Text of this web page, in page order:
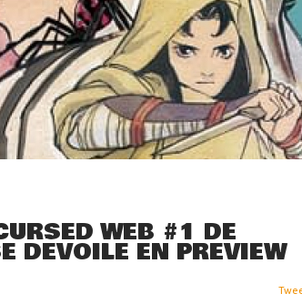
WEB #1 DE
DÉVOILE EN PREVIEW